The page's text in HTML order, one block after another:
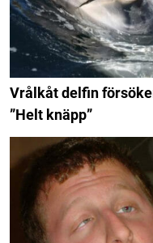
Vrålkåt delfin
”Helt knäpp”